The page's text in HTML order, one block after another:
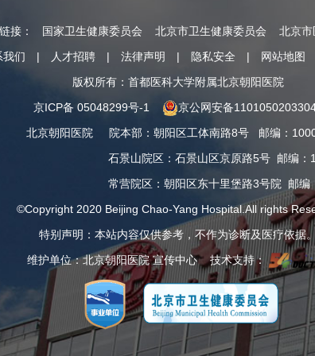
接： 国家卫生健康委员会 北京市卫生健康委员会
北京
我们
| 人才招聘 | 法律声明 | 隐私安全 | 网站地图
版权所有：首都医科大学附属北京朝阳医院
京ICP备 05048299号-1
京公网安备
北京朝阳医院
院本部 ： 朝阳区工体南路8号 邮编：
石景山院区 ： 石景山区京原路5号 邮编：
常营院区 ： 朝阳区东十里堡路3号院 邮编
©Copyright 2020 Beijing Chao-Yang Hospital.All rights
特别声明：本站内容仅供参考，不作为诊断及医疗依据
维护单位：北京朝阳医院 宣传中心 技术支持：